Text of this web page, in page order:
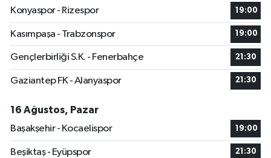
Konyaspor - Rizespor
19:00
Kasımpaşa - Trabzonspor 19:00
Gençlerbirliği S.K. - Fenerbahçe 21:30
Gaziantep FK - Alanyaspor 21:30
16 Ağustos, Pazar
Başakşehir - Kocaelispor
19:00
Beşiktaş - Eyüpspor 21:30